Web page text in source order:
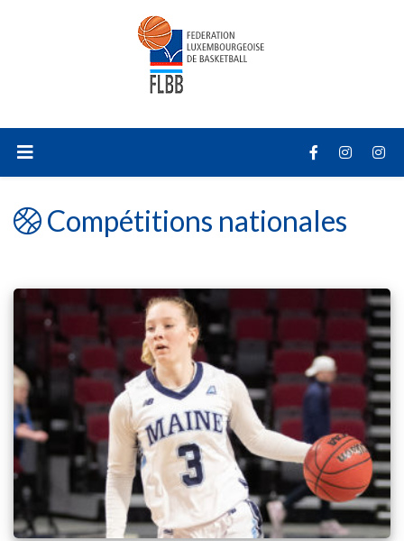
Compétitions nationales